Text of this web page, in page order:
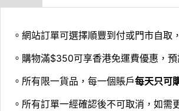
。網站訂單可選擇順豐到付或門市自
。購物滿$350可享香港免運費優惠，
。所有限一貨品，每一個賬戶每天只可
。所有訂單一經確認後不可取消，如需